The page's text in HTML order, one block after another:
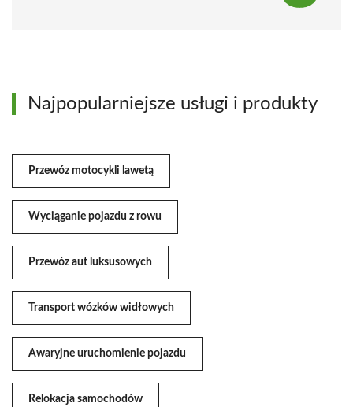
Najpopularniejsze usługi i produkty
Przewóz motocykli lawetą
Wyciąganie pojazdu z rowu
Przewóz aut luksusowych
Transport wózków widłowych
Awaryjne uruchomienie pojazdu
Relokacja samochodów